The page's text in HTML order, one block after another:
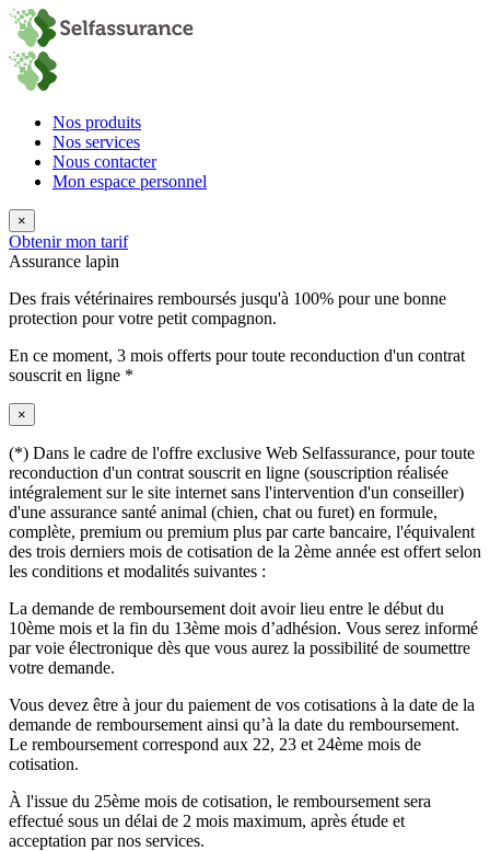
Nos produits
Nos services
Nous contacter
Mon espace personnel
×
Obtenir mon tarif
Assurance lapin
Des frais vétérinaires remboursés jusqu'à 100% pour une bonne
protection pour votre petit compagnon.
En ce moment, 3 mois offerts pour toute reconduction d'un contrat
souscrit en ligne *
×
(*) Dans le cadre de l'offre exclusive Web Selfassurance, pour toute
reconduction d'un contrat souscrit en ligne (souscription réalisée
intégralement sur le site internet sans l'intervention d'un conseiller)
d'une assurance santé animal (chien, chat ou furet) en formule,
complète, premium ou premium plus par carte bancaire, l'équivalent
des trois derniers mois de cotisation de la 2ème année est offert selon
les conditions et modalités suivantes :
La demande de remboursement doit avoir lieu entre le début du
10ème mois et la fin du 13ème mois d’adhésion. Vous serez informé
par voie électronique dès que vous aurez la possibilité de soumettre
votre demande.
Vous devez être à jour du paiement de vos cotisations à la date de la
demande de remboursement ainsi qu’à la date du remboursement.
Le remboursement correspond aux 22, 23 et 24ème mois de
cotisation.
À l'issue du 25ème mois de cotisation, le remboursement sera
effectué sous un délai de 2 mois maximum, après étude et
acceptation par nos services.